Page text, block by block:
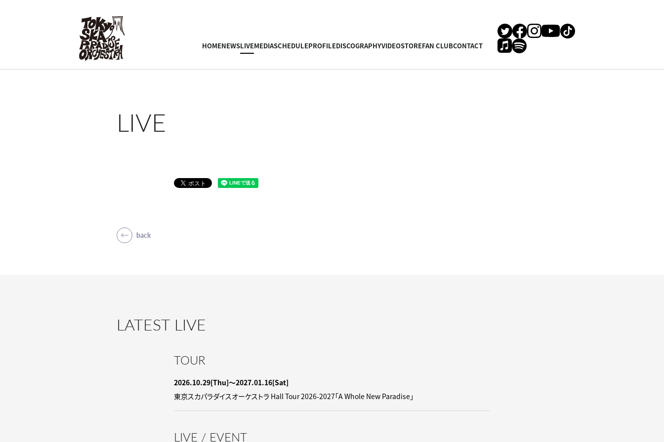
HOMENEWSLIVEMEDIASCHEDULEPROFILEDISCOGRAPHYVIDEOSTOREFAN CLUBCONTACT
LIVE
back
LATEST LIVE
TOUR
2026.10.29[Thu]〜2027.01.16[Sat]
東京スカパラダイスオーケストラ Hall Tour 2026-2027「A Whole New Paradise」
LIVE / EVENT